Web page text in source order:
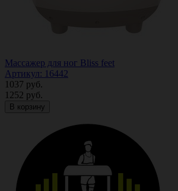
Массажер для ног Bliss feet
Артикул: 16442
1037 руб.
1252 руб.
В корзину